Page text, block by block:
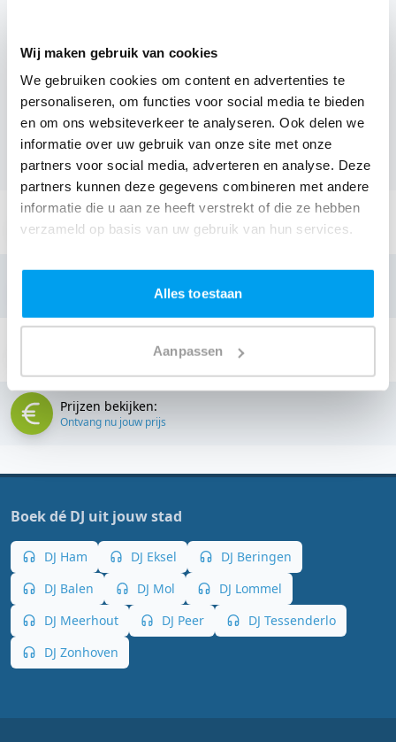
Wij maken gebruik van cookies
We gebruiken cookies om content en advertenties te
personaliseren, om functies voor social media te bieden
en om ons websiteverkeer te analyseren. Ook delen we
informatie over uw gebruik van onze site met onze
partners voor social media, adverteren en analyse. Deze
partners kunnen deze gegevens combineren met andere
informatie die u aan ze heeft verstrekt of die ze hebben
verzameld op basis van uw gebruik van hun services.
Alles toestaan
Aanpassen
Daarom kun je bij ons online de prijs berekenen voor
jouw feest. Ook kun je nu boeken of een vrijblijvende
offerte aanvragen.
Boek de beste DJ uit Leopoldsburg
en omgeving, en check dus nuonze prijzen voor jouw
DJ.
Stuur een email:
info@thedjcompany.be
Stuur een Appje:
Prijzen bekijken:
Ontvang nu jouw prijs
Boek dé DJ uit jouw stad
DJ Ham DJ Eksel
DJ Beringen
DJ Balen
DJ Mol
DJ Lommel
DJ Meerhout
DJ Peer
DJ Tessenderlo
DJ Zonhoven